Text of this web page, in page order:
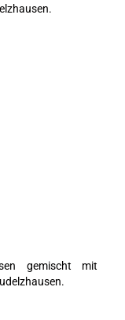
gemischt mit